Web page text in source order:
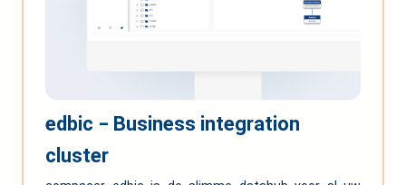
edbic ‒ Business integration
cluster